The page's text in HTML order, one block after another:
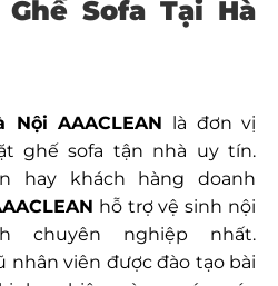
Sofa Tại Hà
AAACLEAN là đơn vị
ghế sofa tận nhà uy tín.
hay khách hàng doanh
hỗ trợ vệ sinh nội
chuyên nghiệp nhất.
nhân viên được đào tạo bài